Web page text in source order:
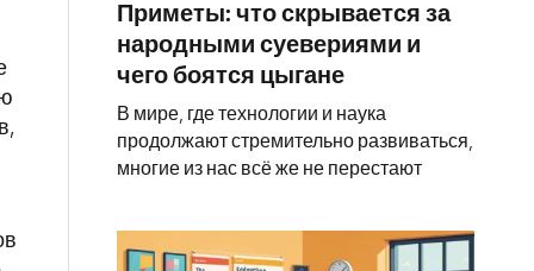
Приметы: что скрывается за
народными суевериями и
чего боятся цыгане
В мире, где технологии и наука
продолжают стремительно развиваться,
многие из нас всё же не перестают